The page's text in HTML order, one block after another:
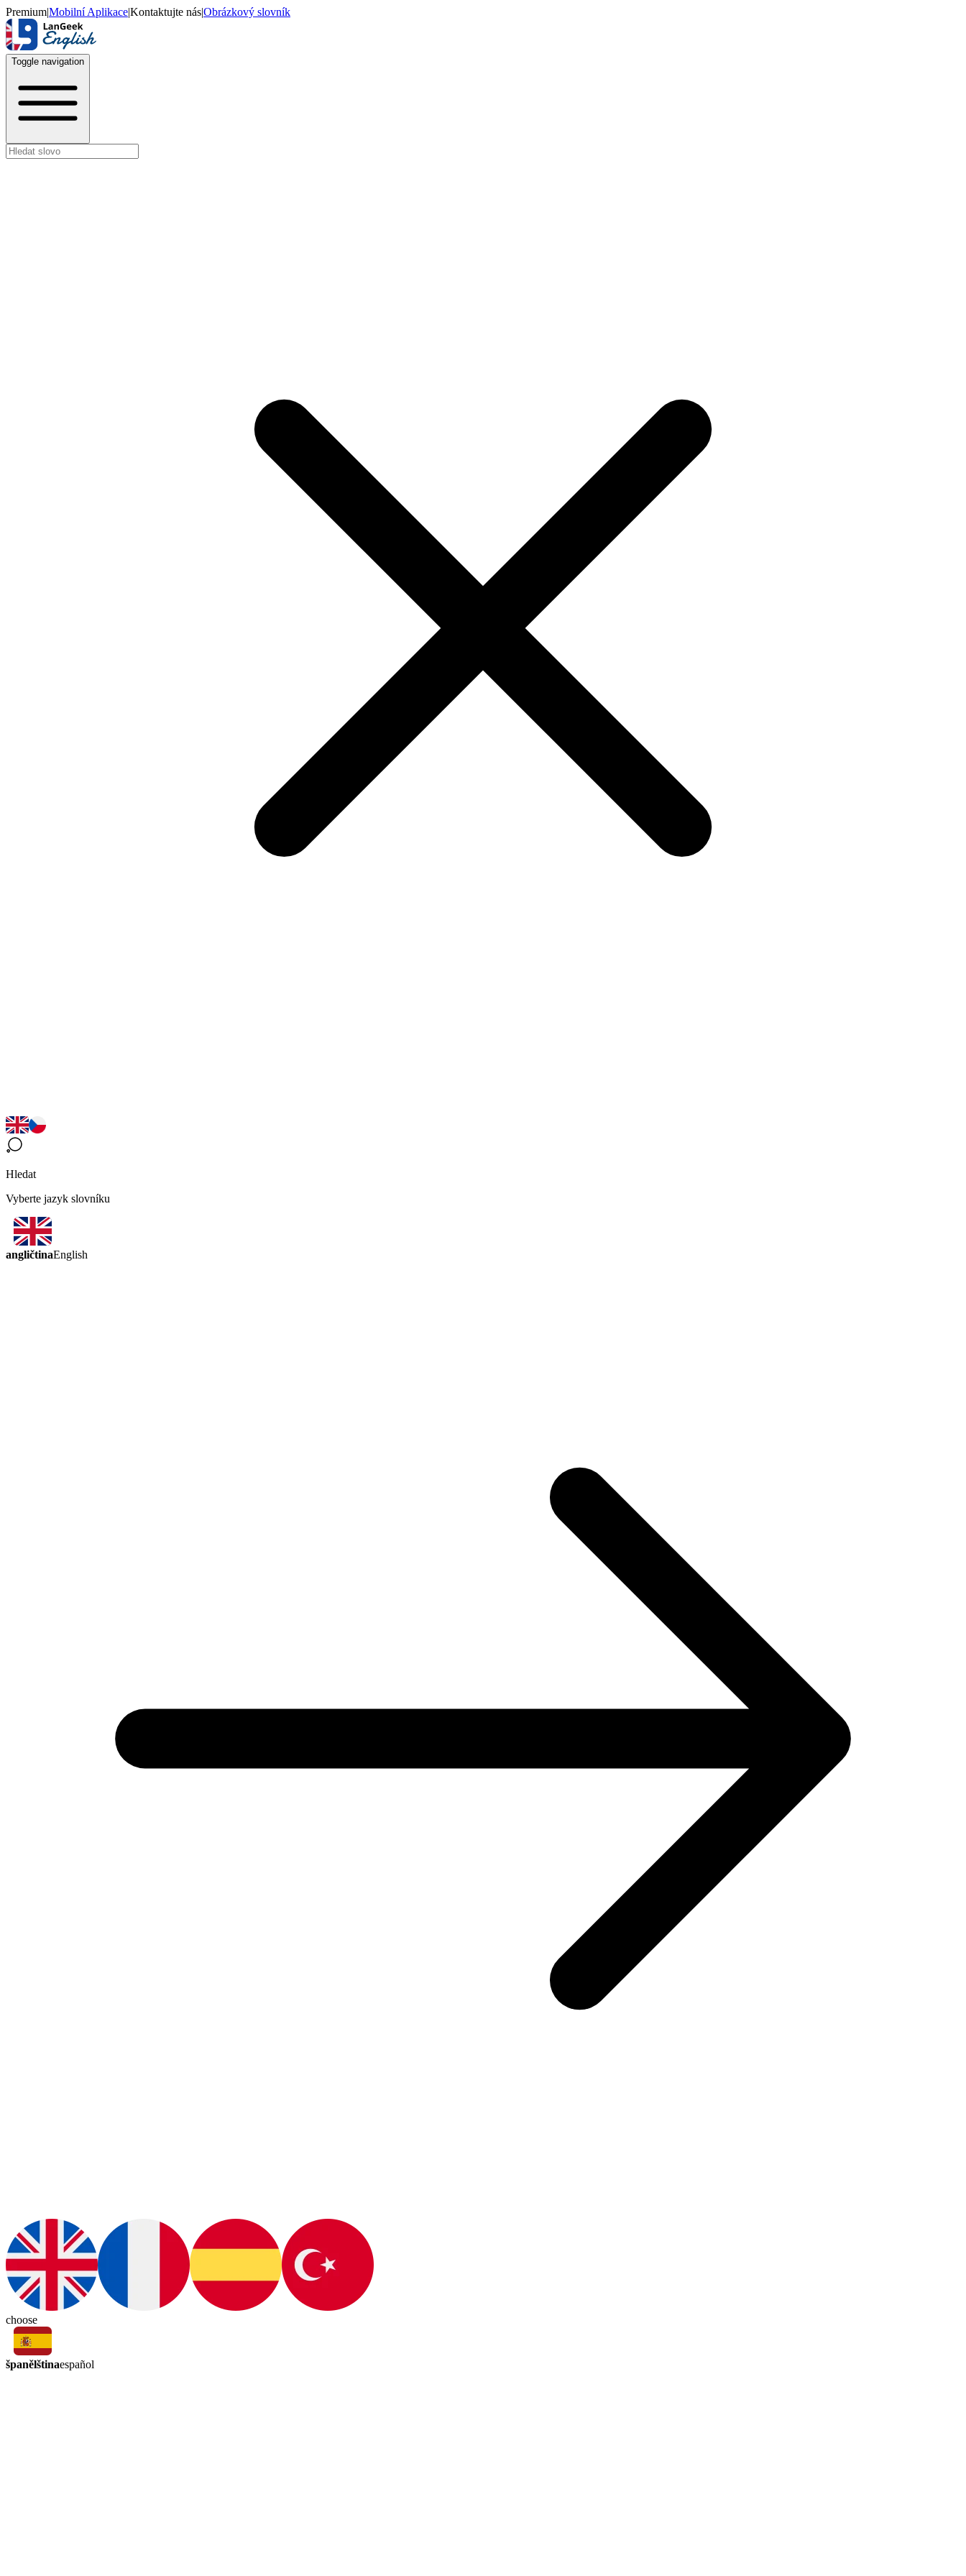
Premium|Mobilní Aplikace|Kontaktujte nás|Obrázkový slovník
Toggle navigation
Hledat
Vyberte jazyk slovníku
angličtinaEnglish
choose
španělštinaespañol